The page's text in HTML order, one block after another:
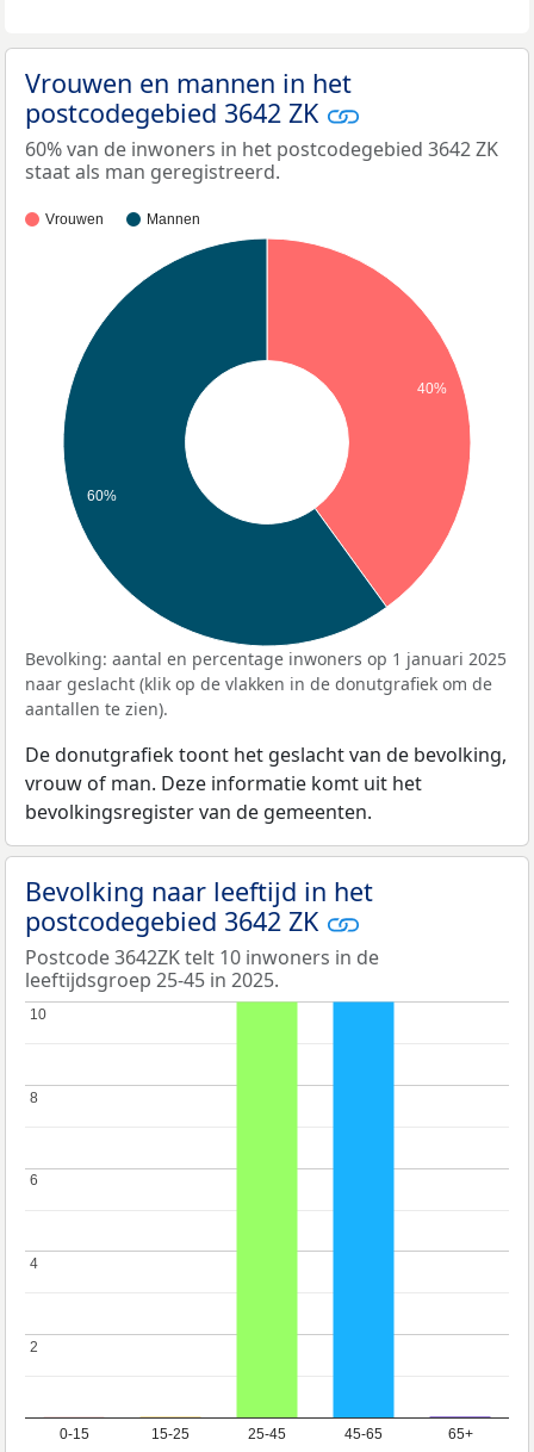
Vrouwen en mannen in het
postcodegebied 3642 ZK
60% van de inwoners in het postcodegebied 3642 ZK
staat als man geregistreerd.
Vrouwen Mannen
40%
60%
Bevolking: aantal en percentage inwoners op 1 januari 2025
naar geslacht (klik op de vlakken in de donutgrafiek om de
aantallen te zien).
De donutgrafiek toont het geslacht van de bevolking,
vrouw of man. Deze informatie komt uit het
bevolkingsregister van de gemeenten.
Bevolking naar leeftijd in het
postcodegebied 3642 ZK
Postcode 3642ZK telt 10 inwoners in de
leeftijdsgroep 25-45 in 2025.
0-15 15-25 25-45 45-65 65+
2
2
4
4
6
6
8
8
10
10